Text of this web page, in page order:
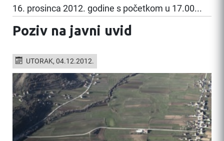
16. prosinca 2012. godine s početkom u 17.00...
Poziv na javni uvid
UTORAK, 04.12.2012.